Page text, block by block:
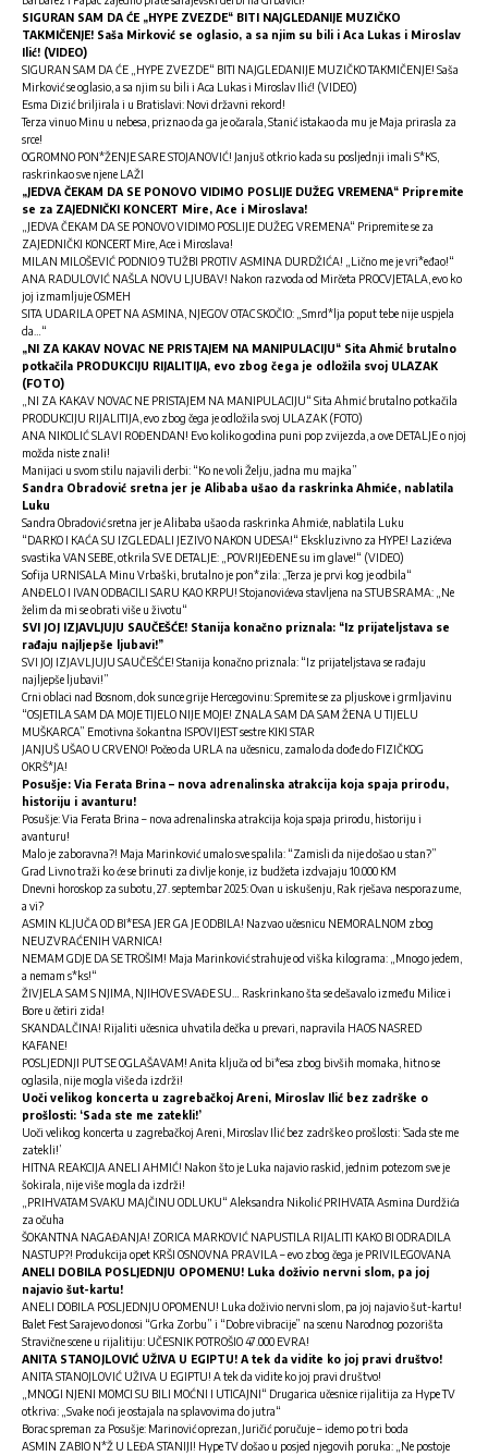
SIGURAN SAM DA ĆE „HYPE ZVEZDE“ BITI NAJGLEDANIJE MUZIČKO
TAKMIČENJE! Saša Mirković se oglasio, a sa njim su bili i Aca Lukas i Miroslav
Ilić! (VIDEO)
SIGURAN SAM DA ĆE „HYPE ZVEZDE“ BITI NAJGLEDANIJE MUZIČKO TAKMIČENJE! Saša
Mirković se oglasio, a sa njim su bili i Aca Lukas i Miroslav Ilić! (VIDEO)
Esma Dizić briljirala i u Bratislavi: Novi državni rekord!
Terza vinuo Minu u nebesa, priznao da ga je očarala, Stanić istakao da mu je Maja prirasla za
srce!
OGROMNO PON*ŽENJE SARE STOJANOVIĆ! Janjuš otkrio kada su posljednji imali S*KS,
raskrinkao sve njene LAŽI
„JEDVA ČEKAM DA SE PONOVO VIDIMO POSLIJE DUŽEG VREMENA“ Pripremite
se za ZAJEDNIČKI KONCERT Mire, Ace i Miroslava!
„JEDVA ČEKAM DA SE PONOVO VIDIMO POSLIJE DUŽEG VREMENA“ Pripremite se za
ZAJEDNIČKI KONCERT Mire, Ace i Miroslava!
MILAN MILOŠEVIĆ PODNIO 9 TUŽBI PROTIV ASMINA DURDŽIĆA! „Lično me je vri*eđao!“
ANA RADULOVIĆ NAŠLA NOVU LJUBAV! Nakon razvoda od Mirčeta PROCVJETALA, evo ko
joj izmamljuje OSMEH
SITA UDARILA OPET NA ASMINA, NJEGOV OTAC SKOČIO: „Smrd*lja poput tebe nije uspjela
da…“
„NI ZA KAKAV NOVAC NE PRISTAJEM NA MANIPULACIJU“ Sita Ahmić brutalno
potkačila PRODUKCIJU RIJALITIJA, evo zbog čega je odložila svoj ULAZAK
(FOTO)
„NI ZA KAKAV NOVAC NE PRISTAJEM NA MANIPULACIJU“ Sita Ahmić brutalno potkačila
PRODUKCIJU RIJALITIJA, evo zbog čega je odložila svoj ULAZAK (FOTO)
ANA NIKOLIĆ SLAVI ROĐENDAN! Evo koliko godina puni pop zvijezda, a ove DETALJE o njoj
možda niste znaIi!
Manijaci u svom stilu najavili derbi: “Ko ne voli Želju, jadna mu majka”
Sandra Obradović sretna jer je Alibaba ušao da raskrinka Ahmiće, nablatila
Luku
Sandra Obradović sretna jer je Alibaba ušao da raskrinka Ahmiće, nablatila Luku
“DARKO I KAĆA SU IZGLEDALI JEZIVO NAKON UDESA!“ Ekskluzivno za HYPE! Lazićeva
svastika VAN SEBE, otkrila SVE DETALJE: „POVRIJEĐENE su im glave!“ (VIDEO)
Sofija URNISALA Minu Vrbaški, brutalno je pon*zila: „Terza je prvi kog je odbila“
ANĐELO I IVAN ODBACILI SARU KAO KRPU! Stojanovićeva stavljena na STUB SRAMA: „Ne
želim da mi se obrati više u životu“
SVI JOJ IZJAVLJUJU SAUČEŠĆE! Stanija konačno priznala: “Iz prijateljstava se
rađaju najljepše ljubavi!”
SVI JOJ IZJAVLJUJU SAUČEŠĆE! Stanija konačno priznala: “Iz prijateljstava se rađaju
najljepše ljubavi!”
Crni oblaci nad Bosnom, dok sunce grije Hercegovinu: Spremite se za pljuskove i grmljavinu
“OSJETILA SAM DA MOJE TIJELO NIJE MOJE! ZNALA SAM DA SAM ŽENA U TIJELU
MUŠKARCA” Emotivna šokantna ISPOVIJEST sestre KIKI STAR
JANJUŠ UŠAO U CRVENO! Počeo da URLA na učesnicu, zamalo da dođe do FIZIČKOG
OKRŠ*JA!
Posušje: Via Ferata Brina – nova adrenalinska atrakcija koja spaja prirodu,
historiju i avanturu!
Posušje: Via Ferata Brina – nova adrenalinska atrakcija koja spaja prirodu, historiju i
avanturu!
Malo je zaboravna?! Maja Marinković umalo sve spalila: “Zamisli da nije došao u stan?”
Grad Livno traži ko će se brinuti za divlje konje, iz budžeta izdvajaju 10.000 KM
Dnevni horoskop za subotu, 27. septembar 2025: Ovan u iskušenju, Rak rješava nesporazume,
a vi?
ASMIN KLJUČA OD BI*ESA JER GA JE ODBILA! Nazvao učesnicu NEMORALNOM zbog
NEUZVRAĆENIH VARNICA!
NEMAM GDJE DA SE TROŠIM! Maja Marinković strahuje od viška kilograma: „Mnogo jedem,
a nemam s*ks!“
ŽIVJELA SAM S NJIMA, NJIHOVE SVAĐE SU… Raskrinkano šta se dešavalo između Milice i
Bore u četiri zida!
SKANDALČINA! Rijaliti učesnica uhvatila dečka u prevari, napravila HAOS NASRED
KAFANE!
POSLJEDNJI PUT SE OGLAŠAVAM! Anita ključa od bi*esa zbog bivših momaka, hitno se
oglasila, nije mogla više da izdrži!
Uoči velikog koncerta u zagrebačkoj Areni, Miroslav Ilić bez zadrške o
prošlosti: ‘Sada ste me zatekli!’
Uoči velikog koncerta u zagrebačkoj Areni, Miroslav Ilić bez zadrške o prošlosti: ‘Sada ste me
zatekli!’
HITNA REAKCIJA ANELI AHMIĆ! Nakon što je Luka najavio raskid, jednim potezom sve je
šokirala, nije više mogla da izdrži!
„PRIHVATAM SVAKU MAJČINU ODLUKU“ Aleksandra Nikolić PRIHVATA Asmina Durdžića
za očuha
ŠOKANTNA NAGAĐANJA! ZORICA MARKOVIĆ NAPUSTILA RIJALITI KAKO BI ODRADILA
NASTUP?! Produkcija opet KRŠI OSNOVNA PRAVILA – evo zbog čega je PRIVILEGOVANA
ANELI DOBILA POSLJEDNJU OPOMENU! Luka doživio nervni slom, pa joj
najavio šut-kartu!
ANELI DOBILA POSLJEDNJU OPOMENU! Luka doživio nervni slom, pa joj najavio šut-kartu!
Balet Fest Sarajevo donosi “Grka Zorbu” i “Dobre vibracije” na scenu Narodnog pozorišta
Stravične scene u rijalitiju: UČESNIK POTROŠIO 47.000 EVRA!
ANITA STANOJLOVIĆ UŽIVA U EGIPTU! A tek da vidite ko joj pravi društvo!
ANITA STANOJLOVIĆ UŽIVA U EGIPTU! A tek da vidite ko joj pravi društvo!
„MNOGI NJENI MOMCI SU BILI MOĆNI I UTICAJNI“ Drugarica učesnice rijalitija za Hype TV
otkriva: „Svake noći je ostajala na splavovima do jutra“
Borac spreman za Posušje: Marinović oprezan, Juričić poručuje – idemo po tri boda
ASMIN ZABIO N*Ž U LEĐA STANIJI! Hype TV došao u posjed njegovih poruka: „Ne postoje